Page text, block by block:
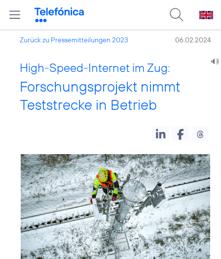
Zurück zu Pressemitteilungen 2023 06.02.2024
High-Speed-Internet im Zug:
Forschungsprojekt nimmt
Teststrecke in Betrieb